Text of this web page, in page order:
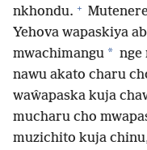
nkhondu. +
Yehova wapaskiya
mwachimangu * nge
nawu akato charu
waŵapaska kuja
mucharu cho
muzichito kuja